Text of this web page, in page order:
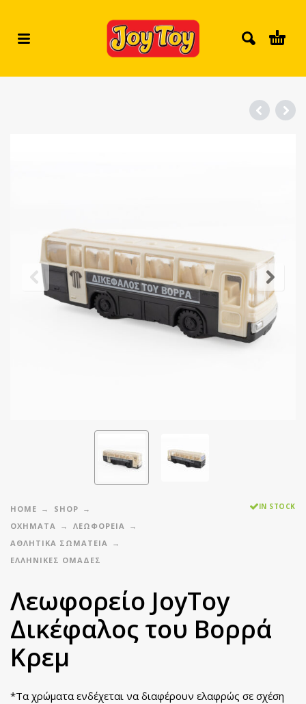
HOME
SHOP
ΟΧΗΜΑΤΑ
ΛΕΩΦΟΡΕΙΑ
ΑΘΛΗΤΙΚΆ ΣΩΜΑΤΕΊΑ
ΕΛΛΗΝΙΚΈΣ ΟΜΆΔΕΣ
IN STOCK
Λεωφορείο JoyToy
Δικέφαλος του Βορρά
Κρεμ
*Τα χρώματα ενδέχεται να διαφέρουν ελαφρώς σε σχέση